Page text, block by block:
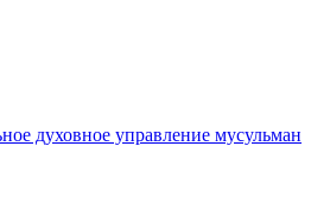
духовное управление мусульман